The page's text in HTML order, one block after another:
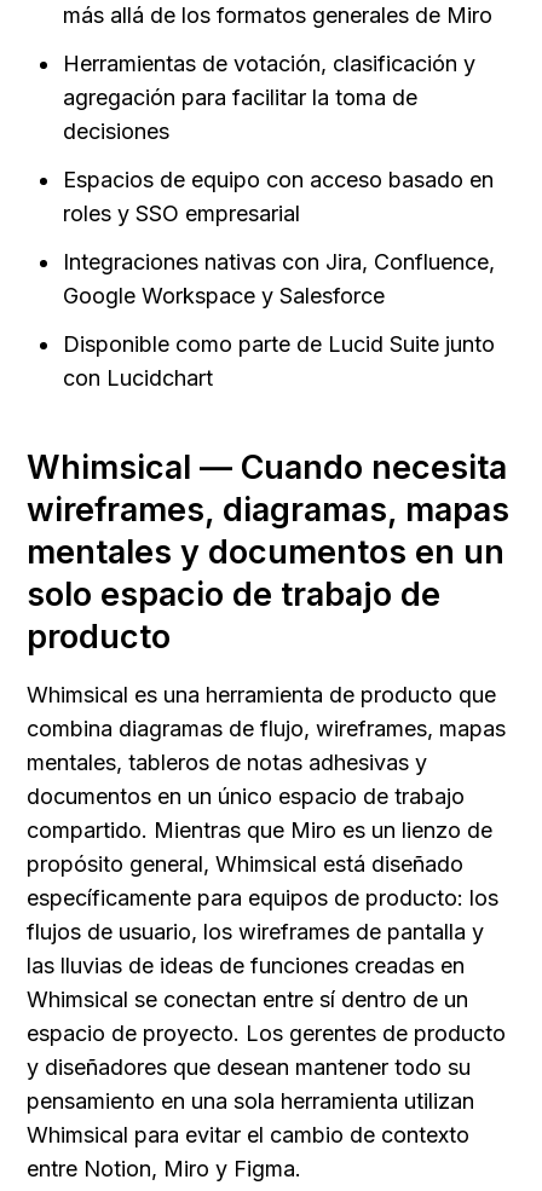
más allá de los formatos generales de Miro
Herramientas de votación, clasificación y
agregación para facilitar la toma de
decisiones
Espacios de equipo con acceso basado en
roles y SSO empresarial
Integraciones nativas con Jira, Confluence,
Google Workspace y Salesforce
Disponible como parte de Lucid Suite junto
con Lucidchart
Whimsical — Cuando necesita
wireframes, diagramas, mapas
mentales y documentos en un
solo espacio de trabajo de
producto
Whimsical es una herramienta de producto que
combina diagramas de flujo, wireframes, mapas
mentales, tableros de notas adhesivas y
documentos en un único espacio de trabajo
compartido. Mientras que Miro es un lienzo de
propósito general, Whimsical está diseñado
específicamente para equipos de producto: los
flujos de usuario, los wireframes de pantalla y
las lluvias de ideas de funciones creadas en
Whimsical se conectan entre sí dentro de un
espacio de proyecto. Los gerentes de producto
y diseñadores que desean mantener todo su
pensamiento en una sola herramienta utilizan
Whimsical para evitar el cambio de contexto
entre Notion, Miro y Figma.